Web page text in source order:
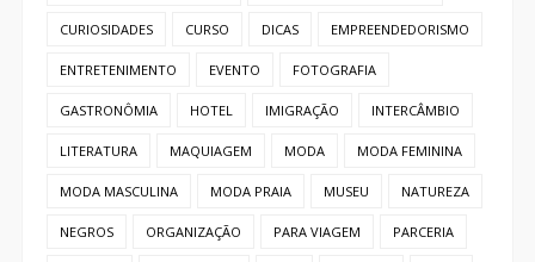
CURIOSIDADES CURSO DICAS EMPREENDEDORISMO
ENTRETENIMENTO EVENTO FOTOGRAFIA
GASTRONÔMIA HOTEL IMIGRAÇÃO INTERCÂMBIO
LITERATURA MAQUIAGEM MODA MODA FEMININA
MODA MASCULINA MODA PRAIA MUSEU NATUREZA
NEGROS ORGANIZAÇÃO PARA VIAGEM PARCERIA